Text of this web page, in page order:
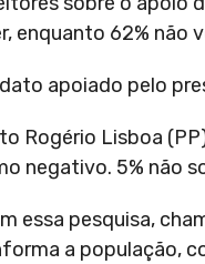
enquanto 62% não
apoiado pelo
Rogério Lisboa
negativo. 5% não
essa pesquisa,
a população,